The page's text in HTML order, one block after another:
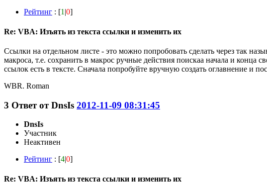
Рейтинг : [1 |0]
Re: VBA: Изъять из текста ссылки и изменить их
Ссылки на отдельном листе - это можно попробовать сделать через так
макроса, т.е. сохранить в макрос ручные действия поискаа начала и конца
ссылок есть в тексте. Сначала попробуйте вручную создать оглавнение и
WBR. Roman
3 Ответ отDnsIs 2012-11-09 08:31:45
DnsIs
Участник
Неактивен
Рейтинг : [4|0]
Re: VBA: Изъять из текста ссылки и изменить их